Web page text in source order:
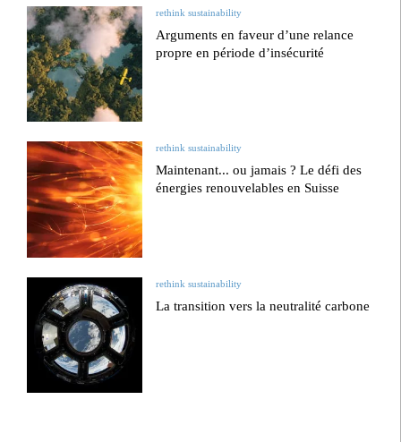
rethink sustainability
Arguments en faveur d’une relance
propre en période d’insécurité
rethink sustainability
Maintenant... ou jamais ? Le défi des
énergies renouvelables en Suisse
rethink sustainability
La transition vers la neutralité carbone